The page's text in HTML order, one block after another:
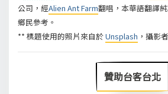
公司，經Alien Ant Farm翻唱，本華語翻譯
鄉民參考。
** 標題使用的照片來自於Unsplash ，攝影
贊助台客台北